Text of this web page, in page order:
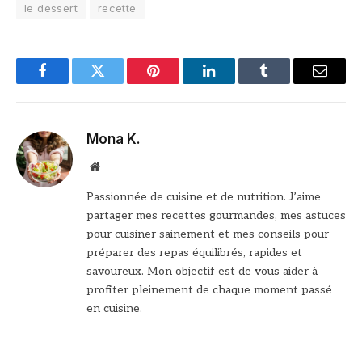
le dessert
recette
FacebookTwitter Pinterest LinkedInTumblr Email
Mona K.
Site
Passionnée de cuisine et de nutrition. J’aime
partager mes recettes gourmandes, mes astuces
pour cuisiner sainement et mes conseils pour
préparer des repas équilibrés, rapides et
savoureux. Mon objectif est de vous aider à
profiter pleinement de chaque moment passé
en cuisine.